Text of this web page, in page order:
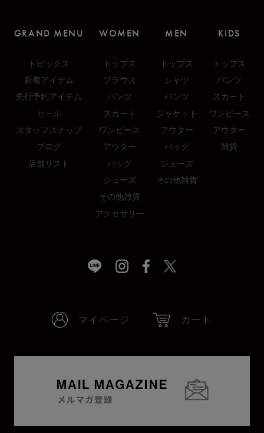
GRAND MENU
トピックス
新着アイテム
先行予約アイテム
セール
スタッフスナップ
ブログ
店舗リスト
WOMEN
トップス
ブラウス
パンツ
スカート
ワンピース
アウター
バッグ
シューズ
その他雑貨
アクセサリー
MEN
トップス
シャツ
パンツ
ジャケット
アウター
バッグ
シューズ
その他雑貨
KIDS
トップス
パンツ
スカート
ワンピース
アウター
雑貨
マイページ カート